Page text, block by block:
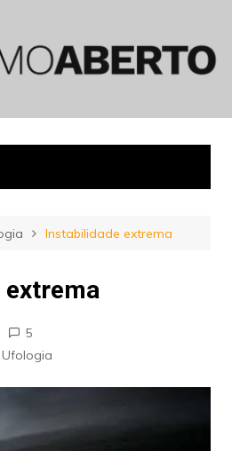
Instabilidade extrema
5
Ufologia